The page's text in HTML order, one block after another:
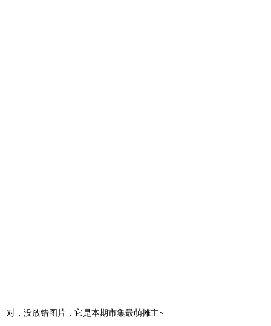
对，没放错图片，它是本期市集最萌摊主~